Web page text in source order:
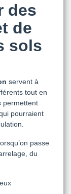
des
de
sols
servent à
tout en
permettent
pourraient
passe
du